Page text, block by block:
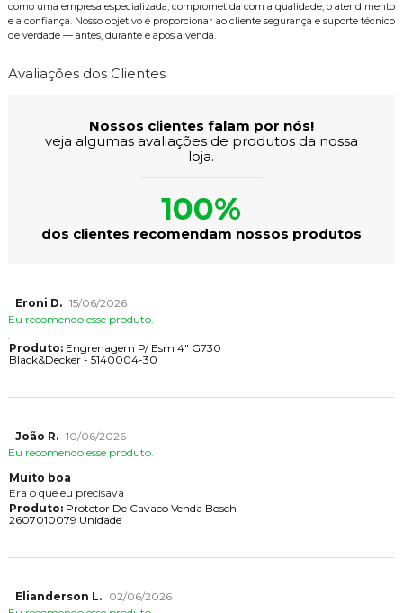
como uma empresa especializada, comprometida com a qualidade, o atendimento
e a confiança. Nosso objetivo é proporcionar ao cliente segurança e suporte técnico
de verdade — antes, durante e após a venda.
Avaliações dos Clientes
Nossos clientes falam por nós!
veja algumas avaliações de produtos da nossa
loja.
100%
dos clientes recomendam nossos produtos
Eroni D. 15/06/2026
Eu recomendo esse produto.
Produto:Engrenagem P/ Esm 4" G730
Black&Decker - 5140004-30
João R. 10/06/2026
Eu recomendo esse produto.
Muito boa
Era o que eu precisava
Produto:Protetor De Cavaco Venda Bosch
2607010079 Unidade
Elianderson L.
02/06/2026